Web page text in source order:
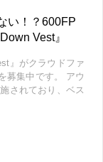
い！？600FP
Vest』
』がクラウドファ
募集中です。 アウ
されており、ベス